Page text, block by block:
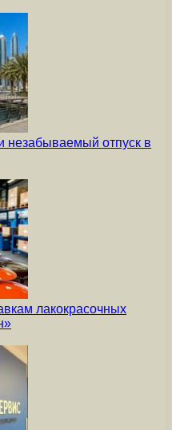
незабываемый отпуск в
лакокрасочных